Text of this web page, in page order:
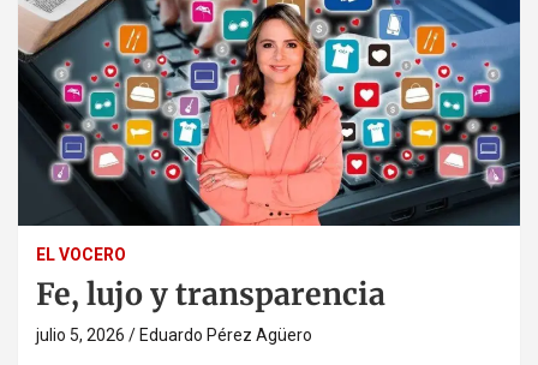
EL VOCERO
Fe, lujo y transparencia
julio 5, 2026 Eduardo Pérez Agüero